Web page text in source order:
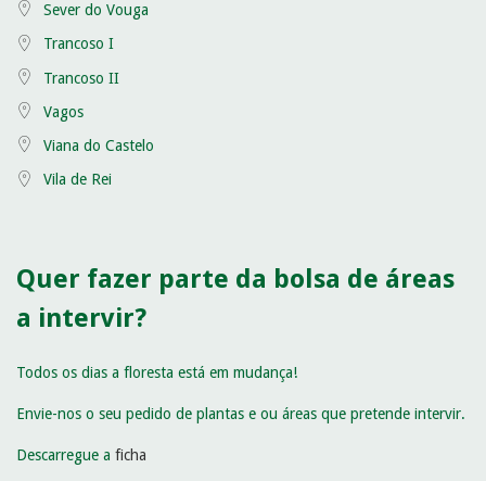
Sever do Vouga
Trancoso I
Trancoso II
Vagos
Viana do Castelo
Vila de Rei
Quer fazer parte da bolsa de áreas
a intervir?
Todos os dias a floresta está em mudança!
Envie-nos o seu pedido de plantas e ou áreas que pretende intervir.
Descarregue a ficha